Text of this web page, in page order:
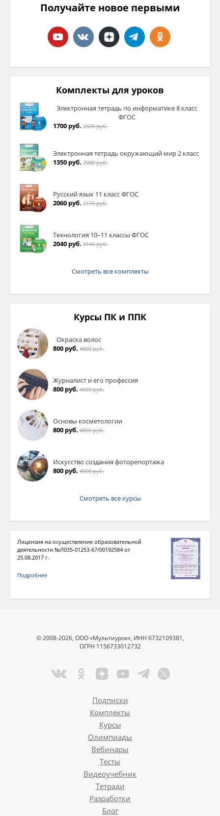
Получайте новое первыми
Комплекты для уроков
Электронная тетрадь по информатике 8 класс
ФГОС
1700 руб. 2620 руб.
Электронная тетрадь окружающий мир 2 класс
1350 руб. 2080 руб.
Русский язык 11 класс ФГОС
2060 руб. 3170 руб.
Технология 10–11 классы ФГОС
2040 руб. 3140 руб.
Смотреть все комплекты
Курсы ПК и ППК
Окраска волос
800 руб. 4000 руб.
Журналист и его профессия
800 руб. 4000 руб.
Основы косметологии
800 руб. 4000 руб.
Искусство создания фоторепортажа
800 руб. 4000 руб.
Смотреть все курсы
Лицензия на осуществление образовательной
деятельности №Л035-01253-67/00192584 от
25.08.2017 г.
Подробнее
© 2008-2026, ООО «Мультиурок», ИНН 6732109381,
ОГРН 1156733012732
Подписки
Комплекты
Курсы
Олимпиады
Вебинары
Тесты
Видеоучебник
Тетради
Разработки
Блог